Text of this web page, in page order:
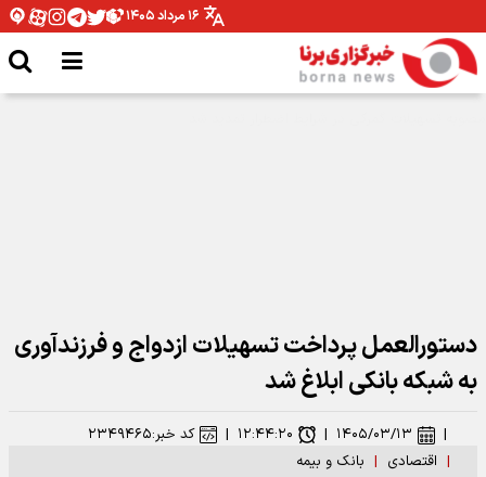
۱۶ مرداد ۱۴۰۵
دستورالعمل پرداخت تسهیلات ازدواج و فرزندآوری
به شبکه بانکی ابلاغ شد
| اقتصادی | بانک و بیمه
| ۱۴۰۵/۰۳/۱۳ | ۱۲:۴۴:۲۰ | کد خبر:۲۳۴۹۴۶۵